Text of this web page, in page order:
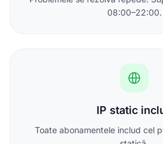
08:00–22:00.
IP static
Toate abonamentele includ cel